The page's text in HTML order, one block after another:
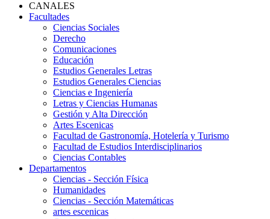
CANALES
Facultades
Ciencias Sociales
Derecho
Comunicaciones
Educación
Estudios Generales Letras
Estudios Generales Ciencias
Ciencias e Ingeniería
Letras y Ciencias Humanas
Gestión y Alta Dirección
Artes Escenicas
Facultad de Gastronomía, Hotelería y Turismo
Facultad de Estudios Interdisciplinarios
Ciencias Contables
Departamentos
Ciencias - Sección Física
Humanidades
Ciencias - Sección Matemáticas
artes escenicas